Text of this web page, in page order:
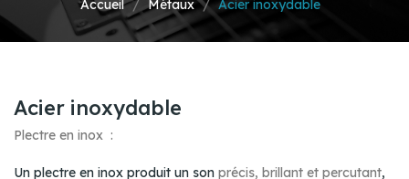
Accueil Métaux Acier inoxydable
Acier inoxydable
Plectre en inox :
Un plectre en inox produit un son précis, brillant et percutant,